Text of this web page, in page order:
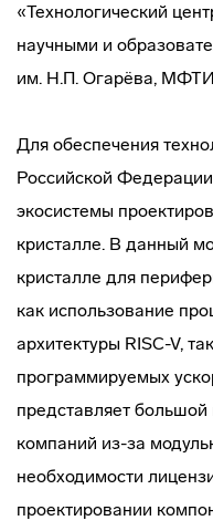
«Технологический
научными и
им. Н.П. Огарёва,
Для обеспечения
Российской
экосистемы
кристалле. В данный
кристалле для
как использование
архитектуры RISC-V,
программируемых
представляет большой
компаний из-за
необходимости
проектировании